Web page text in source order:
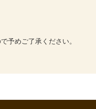
予めご了承ください。